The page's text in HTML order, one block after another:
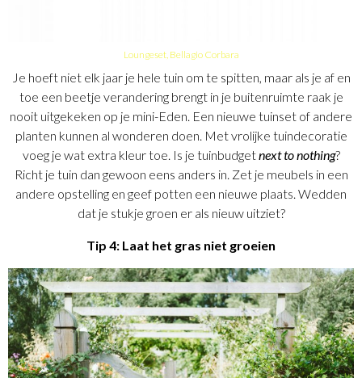
Loungeset, Bellagio Corbara
Je hoeft niet elk jaar je hele tuin om te spitten, maar als je af en
toe een beetje verandering brengt in je buitenruimte raak je
nooit uitgekeken op je mini-Eden. Een nieuwe tuinset of andere
planten kunnen al wonderen doen. Met vrolijke tuindecoratie
voeg je wat extra kleur toe. Is je tuinbudgetnext to nothing?
Richt je tuin dan gewoon eens anders in. Zet je meubels in een
andere opstelling en geef potten een nieuwe plaats. Wedden
dat je stukje groen er als nieuw uitziet?
Tip 4: Laat het gras niet groeien